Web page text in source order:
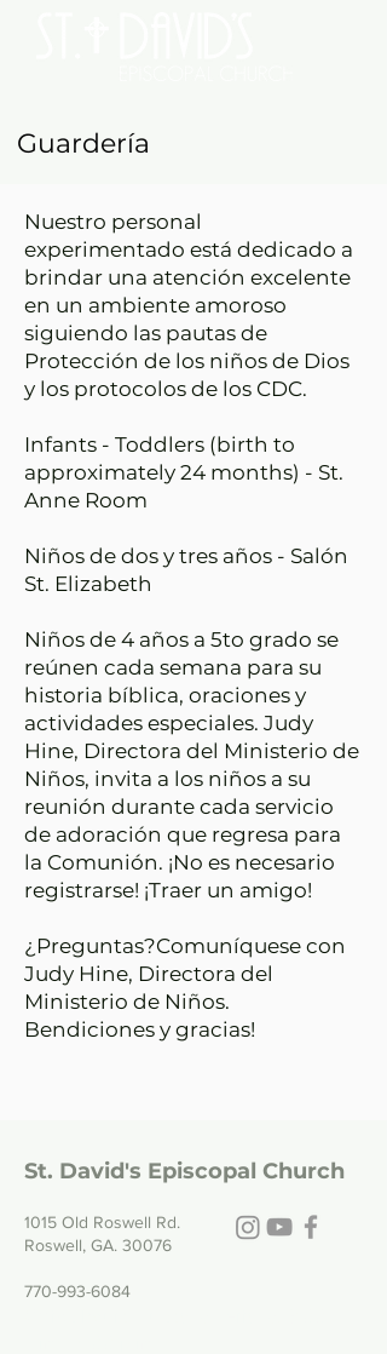
Guardería
Nuestro personal
experimentado está dedicado a
brindar una atención excelente
en un ambiente amoroso
siguiendo las pautas de
Protección de los niños de Dios
y los protocolos de los CDC.
Infants - Toddlers (birth to
approximately 24 months) - St.
Anne Room
Niños de dos y tres años - Salón
St. Elizabeth
Niños de 4 años a 5to grado se
reúnen cada semana para su
historia bíblica, oraciones y
actividades especiales. Judy
Hine, Directora del Ministerio de
Niños, invita a los niños a su
reunión durante cada servicio
de adoración que regresa para
la Comunión. ¡No es necesario
registrarse! ¡Traer un amigo!
¿Preguntas?Comuníquese con
Judy Hine, Directora del
Ministerio de Niños.
​Bendiciones y gracias!
St. David's Episcopal Church
1015 Old Roswell Rd.
Roswell, GA. 30076
770-993-6084